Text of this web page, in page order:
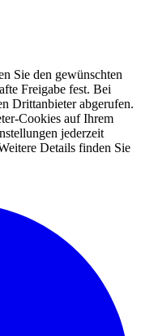
Sie den gewünschten
Freigabe fest. Bei
Drittanbieter abgerufen.
Cookies auf Ihrem
jederzeit
Details finden Sie